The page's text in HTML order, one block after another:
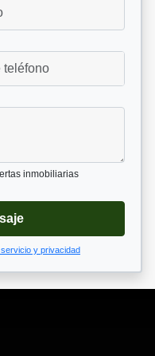
inmobiliarias
y privacidad